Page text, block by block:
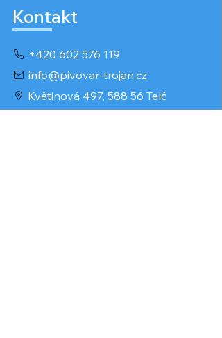
Kontakt
+420 602 576 119
info@pivovar-trojan.cz
Květinová 497, 588 56 Telč